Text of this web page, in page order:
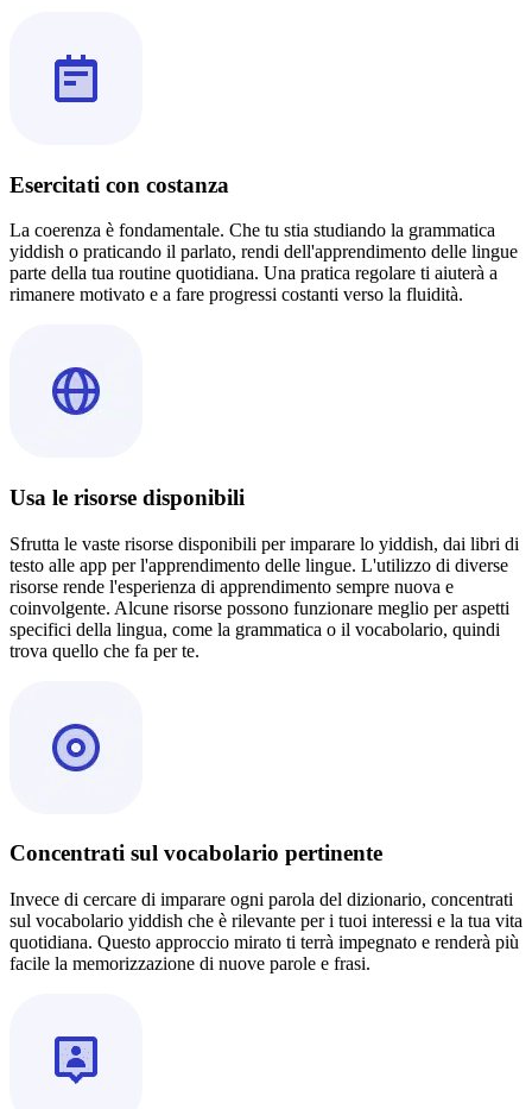
Esercitati con costanza
La coerenza è fondamentale. Che tu stia studiando la grammatica
yiddish o praticando il parlato, rendi dell'apprendimento delle lingue
parte della tua routine quotidiana. Una pratica regolare ti aiuterà a
rimanere motivato e a fare progressi costanti verso la fluidità.
Usa le risorse disponibili
Sfrutta le vaste risorse disponibili per imparare lo yiddish, dai libri di
testo alle app per l'apprendimento delle lingue. L'utilizzo di diverse
risorse rende l'esperienza di apprendimento sempre nuova e
coinvolgente. Alcune risorse possono funzionare meglio per aspetti
specifici della lingua, come la grammatica o il vocabolario, quindi
trova quello che fa per te.
Concentrati sul vocabolario pertinente
Invece di cercare di imparare ogni parola del dizionario, concentrati
sul vocabolario yiddish che è rilevante per i tuoi interessi e la tua vita
quotidiana. Questo approccio mirato ti terrà impegnato e renderà più
facile la memorizzazione di nuove parole e frasi.